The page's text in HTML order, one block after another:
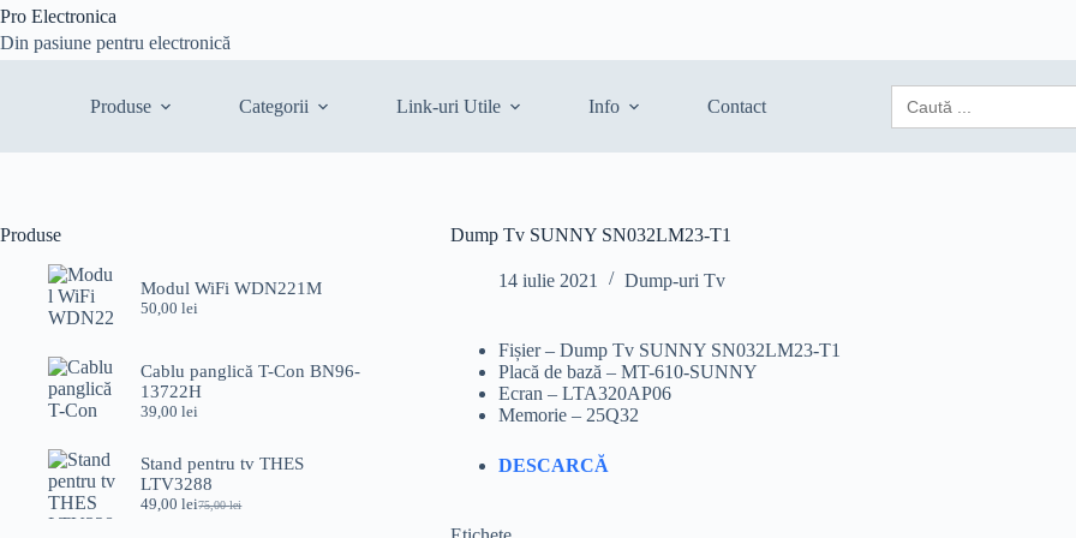
Sari
conținut
Pro Electronica
Din pasiune pentru electronică
Produse Categorii Link-uri Utile Info Contact
Search
for:
Dump Tv SUNNY SN032LM23-T1
14 iulie 2021 Dump-uri Tv
Fișier – Dump Tv SUNNY SN032LM23-T1
Placă de bază – MT-610-SUNNY
Ecran – LTA320AP06
Memorie – 25Q32
DESCARCĂ
Produse
Modul WiFi WDN221M
50,00lei
Cablu panglică T-Con BN96-
13722H
39,00lei
Stand pentru tv THES
LTV3288
75,00lei
Prețul
49,00leiPrețul